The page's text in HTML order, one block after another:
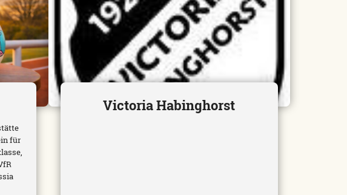
für
Victoria Habinghorst